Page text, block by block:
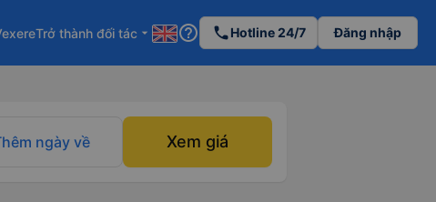
Trở thành đối tác arrow_drop_down help_outline phoneHotline 24/7 Đăng nhập
ngày về Xem giá